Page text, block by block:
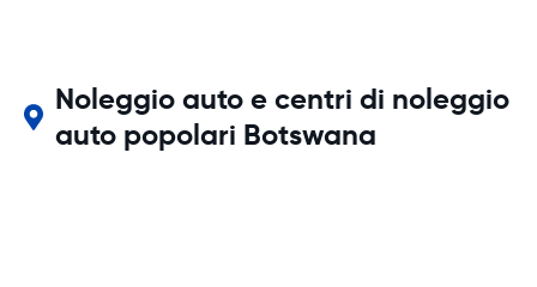
Noleggio auto e centri di noleggio
auto popolari Botswana